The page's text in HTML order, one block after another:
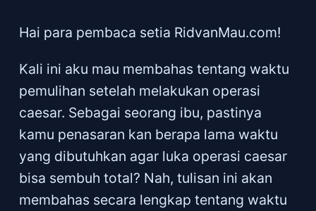
Hai para pembaca setia RidvanMau.com!
Kali ini aku mau membahas tentang waktu
pemulihan setelah melakukan operasi
caesar. Sebagai seorang ibu, pastinya
kamu penasaran kan berapa lama waktu
yang dibutuhkan agar luka operasi caesar
bisa sembuh total? Nah, tulisan ini akan
membahas secara lengkap tentang waktu